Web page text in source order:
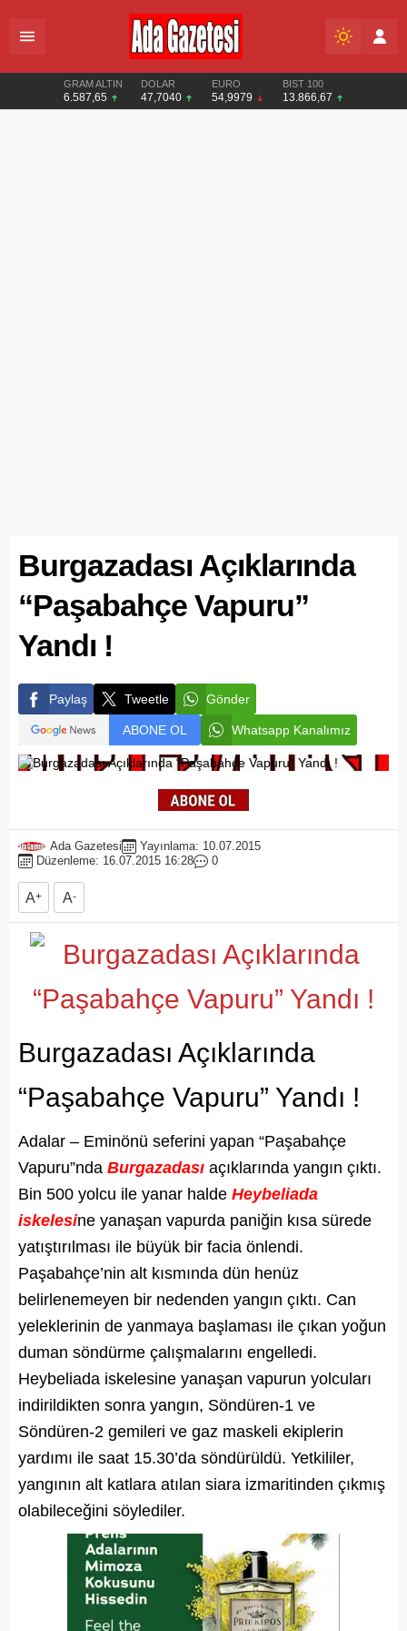
GRAM ALTIN
6.587,65
DOLAR
47,7040
EURO
54,9979
BIST 100
13.866,67
Burgazadası Açıklarında
“Paşabahçe Vapuru”
Yandı !
Paylaş Tweetle Gönder
ABONE OL Whatsapp Kanalımız
Ada Gazetesi
Yayınlama: 10.07.2015
Düzenleme: 16.07.2015 16:28
0
A+ A-
Burgazadası Açıklarında
“Paşabahçe Vapuru” Yandı !
Adalar – Eminönü seferini yapan “Paşabahçe
Vapuru”nda Burgazadası açıklarında yangın çıktı.
Bin 500 yolcu ile yanar halde Heybeliada
iskelesine yanaşan vapurda paniğin kısa sürede
yatıştırılması ile büyük bir facia önlendi.
Paşabahçe’nin alt kısmında dün henüz
belirlenemeyen bir nedenden yangın çıktı. Can
yeleklerinin de yanmaya başlaması ile çıkan yoğun
duman söndürme çalışmalarını engelledi.
Heybeliada iskelesine yanaşan vapurun yolcuları
indirildikten sonra yangın, Söndüren-1 ve
Söndüren-2 gemileri ve gaz maskeli ekiplerin
yardımı ile saat 15.30’da söndürüldü. Yetkililer,
yangının alt katlara atılan siara izmaritinden çıkmış
olabileceğini söylediler.